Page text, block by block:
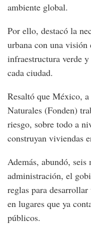
ambiente global.
Por ello, destacó la
urbana con una
infraestructura verde
cada ciudad.
Resaltó que México,
Naturales (Fonden)
riesgo, sobre todo a
construyan viviendas
Además, abundó, seis
administración, el
reglas para
en lugares que ya
públicos.